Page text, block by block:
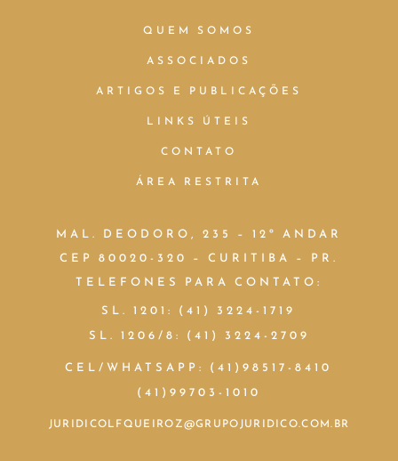
QUEM SOMOS
ASSOCIADOS
ARTIGOS E PUBLICAÇÕES
LINKS ÚTEIS
CONTATO
ÁREA RESTRITA
MAL. DEODORO, 235 – 12º ANDAR
CEP 80020-320 – CURITIBA – PR.
TELEFONES PARA CONTATO:
SL. 1201: (41) 3224-1719
SL. 1206/8: (41) 3224-2709
CEL/WHATSAPP: (41)98517-8410
(41)99703-1010
JURIDICOLFQUEIROZ@GRUPOJURIDICO.COM.BR